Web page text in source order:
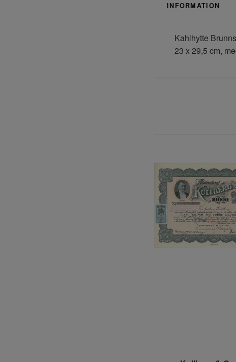
INFORMATION
Kahlhytte
23 x 29,5 cm,